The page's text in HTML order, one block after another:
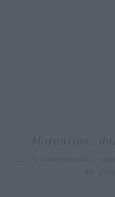
Morenitos,
13 comentarios,
de